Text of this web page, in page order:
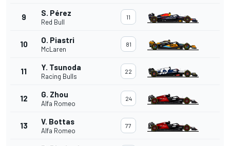
9 S. Pérez
Red Bull
11
10 O. Piastri
McLaren
81
11 Y. Tsunoda
Racing Bulls
22
12 G. Zhou
Alfa Romeo
24
13 V. Bottas
Alfa Romeo
77